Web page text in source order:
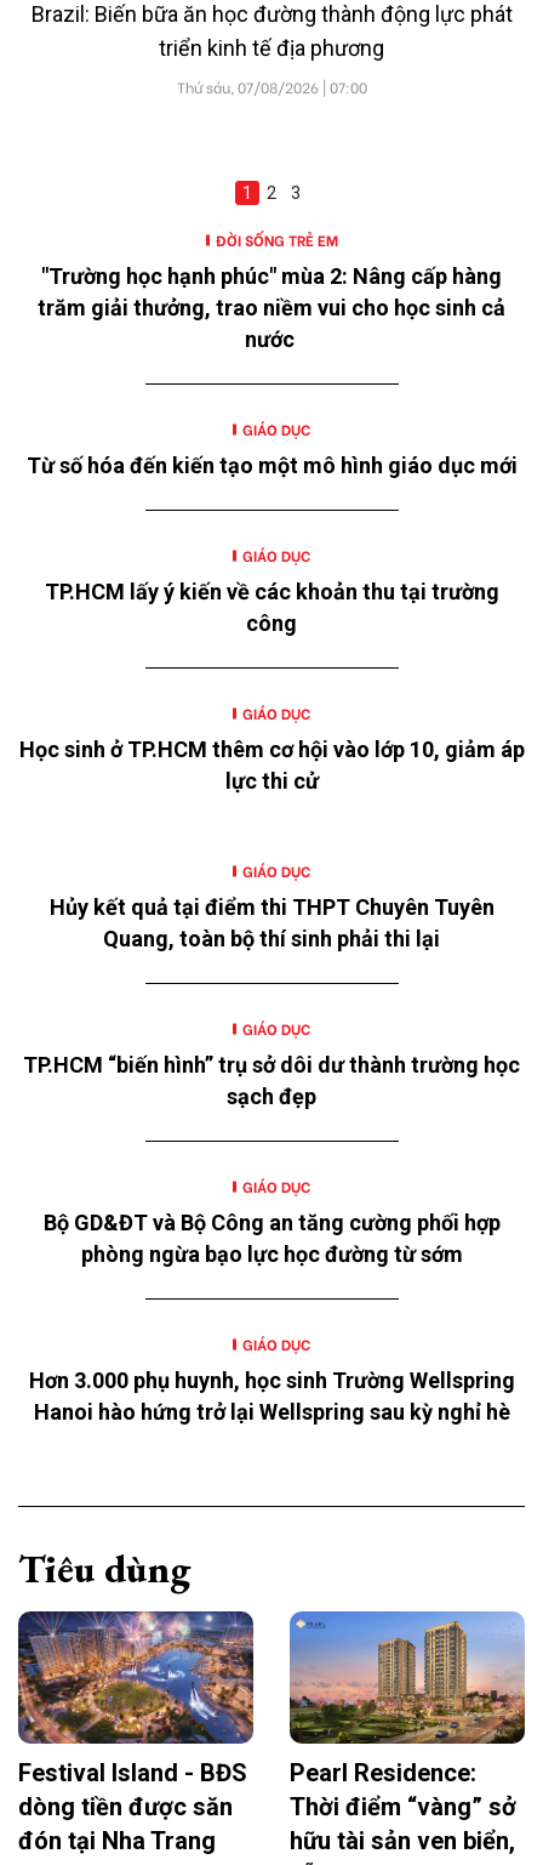
Brazil: Biến bữa ăn học đường thành động lực phát
triển kinh tế địa phương
Thứ sáu, 07/08/2026 | 07:00
1 2 3
ĐỜI SỐNG TRẺ EM
"Trường học hạnh phúc" mùa 2: Nâng cấp hàng
trăm giải thưởng, trao niềm vui cho học sinh cả
nước
GIÁO DỤC
Từ số hóa đến kiến tạo một mô hình giáo dục mới
GIÁO DỤC
TP.HCM lấy ý kiến về các khoản thu tại trường
công
GIÁO DỤC
Học sinh ở TP.HCM thêm cơ hội vào lớp 10, giảm áp
lực thi cử
GIÁO DỤC
Hủy kết quả tại điểm thi THPT Chuyên Tuyên
Quang, toàn bộ thí sinh phải thi lại
GIÁO DỤC
TP.HCM “biến hình” trụ sở dôi dư thành trường học
sạch đẹp
GIÁO DỤC
Bộ GD&ĐT và Bộ Công an tăng cường phối hợp
phòng ngừa bạo lực học đường từ sớm
GIÁO DỤC
Hơn 3.000 phụ huynh, học sinh Trường Wellspring
Hanoi hào hứng trở lại Wellspring sau kỳ nghỉ hè
Tiêu dùng
Festival Island - BĐS
dòng tiền được săn
đón tại Nha Trang
Pearl Residence:
Thời điểm “vàng” sở
hữu tài sản ven biển,